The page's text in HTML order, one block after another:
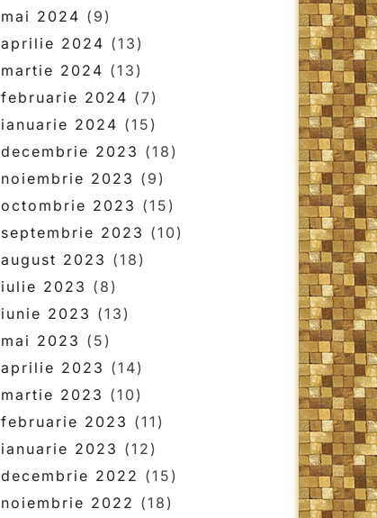
mai 2024 (9)
aprilie 2024 (13)
martie 2024 (13)
februarie 2024 (7)
ianuarie 2024 (15)
decembrie 2023 (18)
noiembrie 2023 (9)
octombrie 2023 (15)
septembrie 2023 (10)
august 2023 (18)
iulie 2023 (8)
iunie 2023 (13)
mai 2023 (5)
aprilie 2023 (14)
martie 2023 (10)
februarie 2023 (11)
ianuarie 2023 (12)
decembrie 2022 (15)
noiembrie 2022 (18)